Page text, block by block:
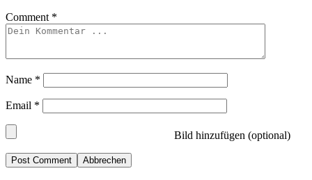
Comment *
Name *
Email *
Bild hinzufügen (optional)
Abbrechen